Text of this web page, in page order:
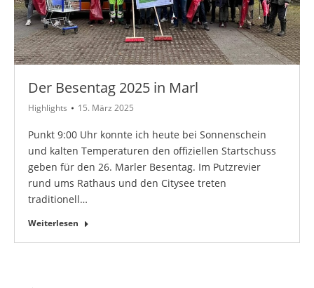
Der Besentag 2025 in Marl
Highlights 15. März 2025
Punkt 9:00 Uhr konnte ich heute bei Sonnenschein
und kalten Temperaturen den offiziellen Startschuss
geben für den 26. Marler Besentag. Im Putzrevier
rund ums Rathaus und den Citysee treten
traditionell…
Weiterlesen